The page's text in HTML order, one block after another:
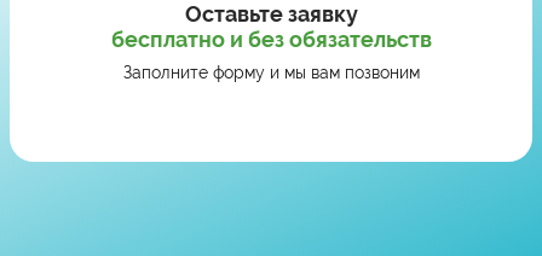
Оставьте заявку
бесплатно и без обязательств
Заполните форму и мы вам позвоним